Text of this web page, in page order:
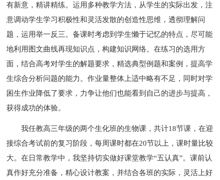
有新意，精讲精练。运用多种教学方法，从学生的实际出发，注
意调动学生学习积极性和灵活发散的创造性思维，透彻理解问
题，运用举一反三。备课时考虑到学生懒于记忆的特点，尽可能
地利用图文曲线再现知识点，构建知识网络。在练习的选用方
面，结合高考对学生的解题要求，精选典型例题和案例，提高学
生综合分析问题的能力。作业量整体上适中略有不足，同时对学
困生作业降低了要求，力争让他们也能看到自己的进步与提高，
获得成功的体验。
我任教高三年级的两个生化班的生物课，共计18节课，在迎
接综合考试前的复习阶段，每周课时都在20节以上，课时量比较
大。在日常教学中，我坚持切实做好课堂教学“五认真”。课前认
真作好充分准备，精心设计教案，并结合各班的实际，灵活上好